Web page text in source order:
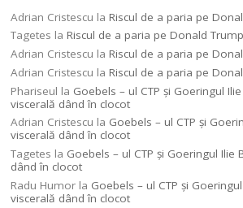
Adrian Cristescu laRiscul de a paria pe
Tagetes laRiscul de a paria pe Donald Trump
Adrian Cristescu laRiscul de a paria pe
Adrian Cristescu laRiscul de a paria pe
Phariseul la Goebels – ul CTP şi Goeringul
viscerală dând în clocot
Adrian Cristescu la Goebels – ul CTP şi
viscerală dând în clocot
Tagetes la Goebels – ul CTP şi Goeringul Ilie
dând în clocot
Radu Humor la Goebels – ul CTP şi
viscerală dând în clocot